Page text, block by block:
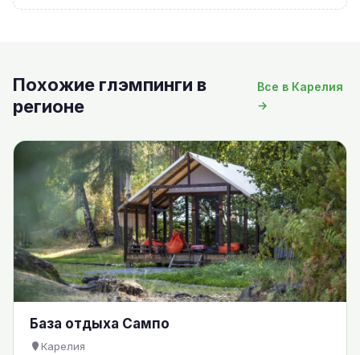
Похожие глэмпинги в
регионе
Все в Карелия
→
База отдыха Сампо
Карелия